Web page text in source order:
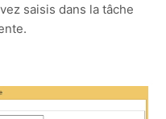
saisis dans la tâche